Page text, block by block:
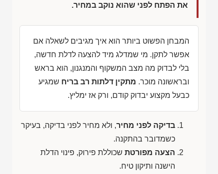
את הפתח לפני שהוא נוקב במחיר.
המבחן הפשוט ביותר הוא איך מגיבים לשאלה אם
אפשר לתקן. מי שמדלג מיד להצעה לדלת חדשה,
בלי לבדוק מה מצב המשקוף והמנגנון, הוא בראש
ובראשונה מוכר. מתקין דלתות רב בריח שמגיע
כבעל מקצוע יבדוק קודם, ורק אז ימליץ.
בדיקה לפני מחיר, ולא מחיר לפני בדיקה, בעיקר
כשמדובר בהתקנה.
הצעה מפורטת שכוללת פירוק, פינוי הדלת
הישנה ותיקון טיח.